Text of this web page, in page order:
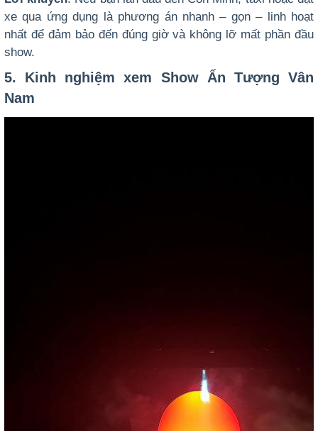
xe qua ứng dụng là phương án nhanh – gọn – linh hoạt
nhất để đảm bảo đến đúng giờ và không lỡ mất phần đầu
show.
5. Kinh nghiệm xem Show Ấn Tượng Vân
Nam